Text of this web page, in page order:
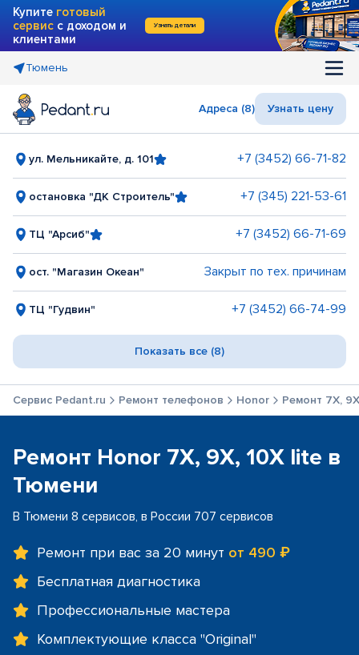
Купите готовый
сервис с доходом и
клиентами
Узнать детали
Тюмень
Адреса (8) Узнать цену
ул. Мельникайте, д. 101 +7 (3452) 66-71-82
остановка "ДК Строитель" +7 (345) 221-53-61
ТЦ "Арсиб" +7 (3452) 66-71-69
ост. "Магазин Океан" Закрыт по тех. причинам
ТЦ "Гудвин" +7 (3452) 66-74-99
Показать все (8)
Сервис Pedant.ru Ремонт телефонов Honor Ремонт 7X,
Ремонт Honor 7X, 9X, 10X lite в
Тюмени
В Тюмени 8 сервисов, в России 707 сервисов
Ремонт при вас за 20 минут от 490 ₽
Бесплатная диагностика
Профессиональные мастера
Комплектующие класса "Original"